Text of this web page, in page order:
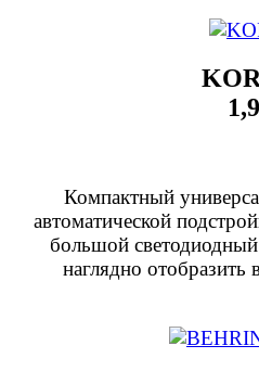
Компактный
автоматической
большой
наглядно отобразить